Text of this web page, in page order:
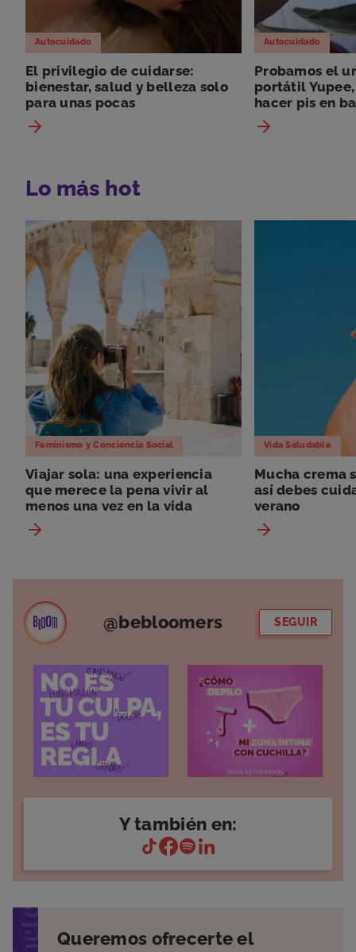
Autocuidado
El privilegio de cuidarse:
bienestar, salud y belleza solo
para unas pocas
Autocuidado
Probamos el
portátil
hacer pis en
Lo más hot
Feminismo y Conciencia Social
Viajar sola: una experiencia
que merece la pena vivir al
menos una vez en la vida
Vida Saludable
Mucha crema
así debes
verano
@bebloomers SEGUIR
Y también en:
Queremos ofrecerte el